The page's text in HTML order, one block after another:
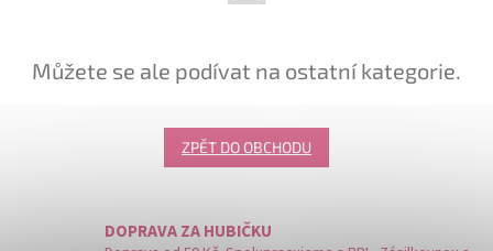
Můžete se ale podívat na ostatní kategorie.
ZPĚT DO OBCHODU
DOPRAVA ZA HUBIČKU